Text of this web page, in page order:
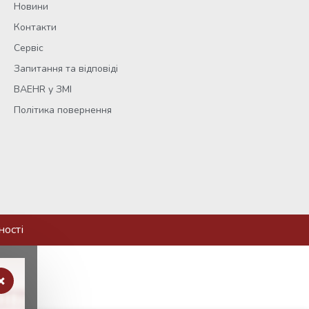
Новини
Контакти
Сервіс
Запитання та відповіді
BAEHR у ЗМІ
Політика повернення